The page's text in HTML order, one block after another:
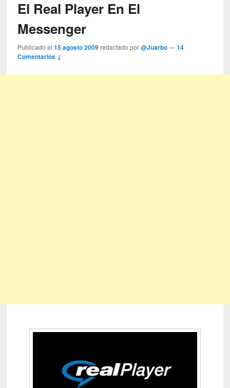
El Real Player En El
Messenger
Publicado el15 agosto 2009 redactado por@Juarbo —14
Comentarios ↓